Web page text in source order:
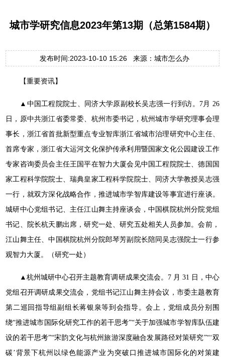
城市学研究信息2023年第13期（总第1584期）
发布时间:2023-10-10 15:26 来源：城市怎么办
【重要资讯】
▲ 中国工程院院士、同济大学原副校长吴志强一行到访。7月 26
日，原中共浙江省委常委、杭州市委书记，杭州城市学研究理事会理
事长，浙江省首批新型重点专业智库浙江省城市治理研究中心主任、
首席专家，浙江省大运河文化保护传承利用暨国家文化公园建设工作
专家咨询委员会主任王国平在智力大厦会 见中国工程院院士、德国国
家工程科学院院士、瑞典皇家工程科学院院士、同济大学教授吴志强
一行，就双方深化战略合作，推进城市学智库建设等事宜进行座谈。
城研中心党组书记、主任江山舞主持座谈会，中国棋院杭州分院党组
书记、院长杭天鹏出席，研究一处、研究五处相关人员参加。会前，
江山舞主任、中国棋院杭州分院郎琴芳副院长陪同吴志强院士一行参
观智力大厦。
（研究一处）
▲杭州城研中心召开主题教育调研成果交流会。7 月 31 日， 中心
党组召开调研成果交流会，党组书记江山舞主持会议，市委主题教育
第二巡回指导组副组长蒋银泉等到会指导。会上，党组 成员分别围
绕“推进城市国际化研究工作的若干思考”“关于加强城市学智库队伍建
设的若干思考”“宋韵文化与杭州旅游深度融合发展路径对策研究”“‘双
碳’背景下杭州以绿色能源产业 为突破口推进城市国际化的对策建